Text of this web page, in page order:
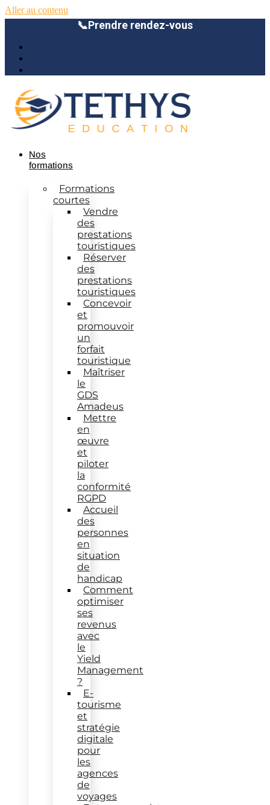
Aller au contenu
📞Prendre rendez-vous
Nos
formations
Formations
courtes
Vendre
des
prestations
touristiques
Réserver
des
prestations
touristiques
Concevoir
et
promouvoir
un
forfait
touristique
Maîtriser
le
GDS
Amadeus
Mettre
en
œuvre
et
piloter
la
conformité
RGPD
Accueil
des
personnes
en
situation
de
handicap
Comment
optimiser
ses
revenus
avec
le
Yield
Management
?
E-
tourisme
et
stratégie
digitale
pour
les
agences
de
voyages